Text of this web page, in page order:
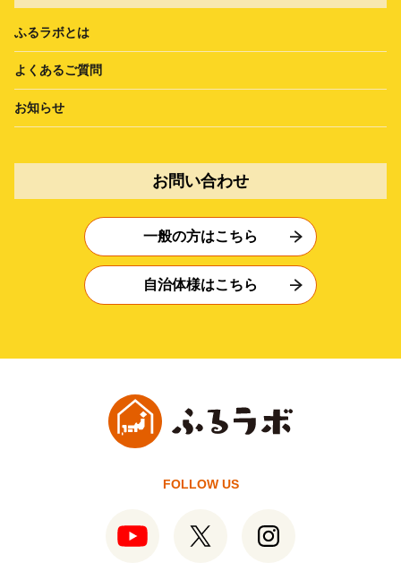
ふるラボとは
よくあるご質問
お知らせ
お問い合わせ
一般の方はこちら
自治体様はこちら
FOLLOW US